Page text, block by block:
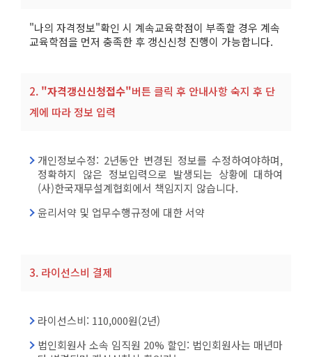
"나의 자격정보"확인 시 계속교육학점이 부족할 경우 계속
교육학점을 먼저 충족한 후 갱신신청 진행이 가능합니다.
2."자격갱신신청접수"버튼 클릭 후 안내사항 숙지 후 단
계에 따라 정보 입력
개인정보수정: 2년동안 변경된 정보를 수정하여야하며,
정확하지 않은 정보입력으로 발생되는 상황에 대하여
(사)한국재무설계협회에서 책임지지 않습니다.
윤리서약 및 업무수행규정에 대한 서약
3. 라이선스비 결제
라이선스비: 110,000원(2년)
법인회원사 소속 임직원 20% 할인: 법인회원사는 매년마